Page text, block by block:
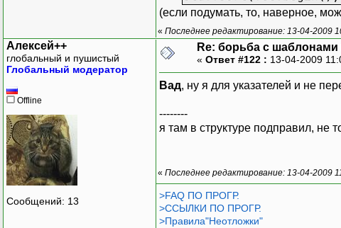
(если подумать, то, наверное,
« Последнее редактирование: 13-04-2009
Алексей++
глобальный и пушистый
Глобальный модератор
Offline
Сообщений: 13
Re: борьба с
« Ответ #122 : 13-04-2009
Вад, ну я для указателей и не
--------
я там в структуре подправил, не
« Последнее редактирование: 13-04-2009
>FAQ ПО ПРОГР.
>ССЫЛКИ ПО ПРОГР.
>Правила"Неотложки"